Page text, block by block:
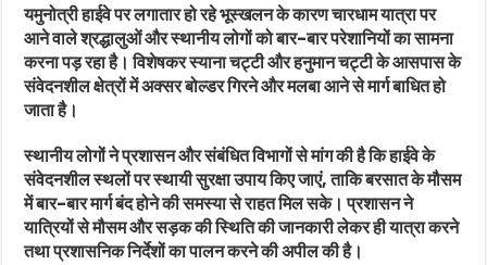
यमुनोत्री हाईवे पर लगातार हो रहे भूस्खलन के कारण चारधाम यात्रा पर
आने वाले श्रद्धालुओं और स्थानीय लोगों को बार-बार परेशानियों का सामना
करना पड़ रहा है। विशेषकर स्याना चट्टी और हनुमान चट्टी के आसपास के
संवेदनशील क्षेत्रों में अक्सर बोल्डर गिरने और मलबा आने से मार्ग बाधित हो
जाता है।
स्थानीय लोगों ने प्रशासन और संबंधित विभागों से मांग की है कि हाईवे के
संवेदनशील स्थलों पर स्थायी सुरक्षा उपाय किए जाएं, ताकि बरसात के मौसम
में बार-बार मार्ग बंद होने की समस्या से राहत मिल सके। प्रशासन ने
यात्रियों से मौसम और सड़क की स्थिति की जानकारी लेकर ही यात्रा करने
तथा प्रशासनिक निर्देशों का पालन करने की अपील की है।